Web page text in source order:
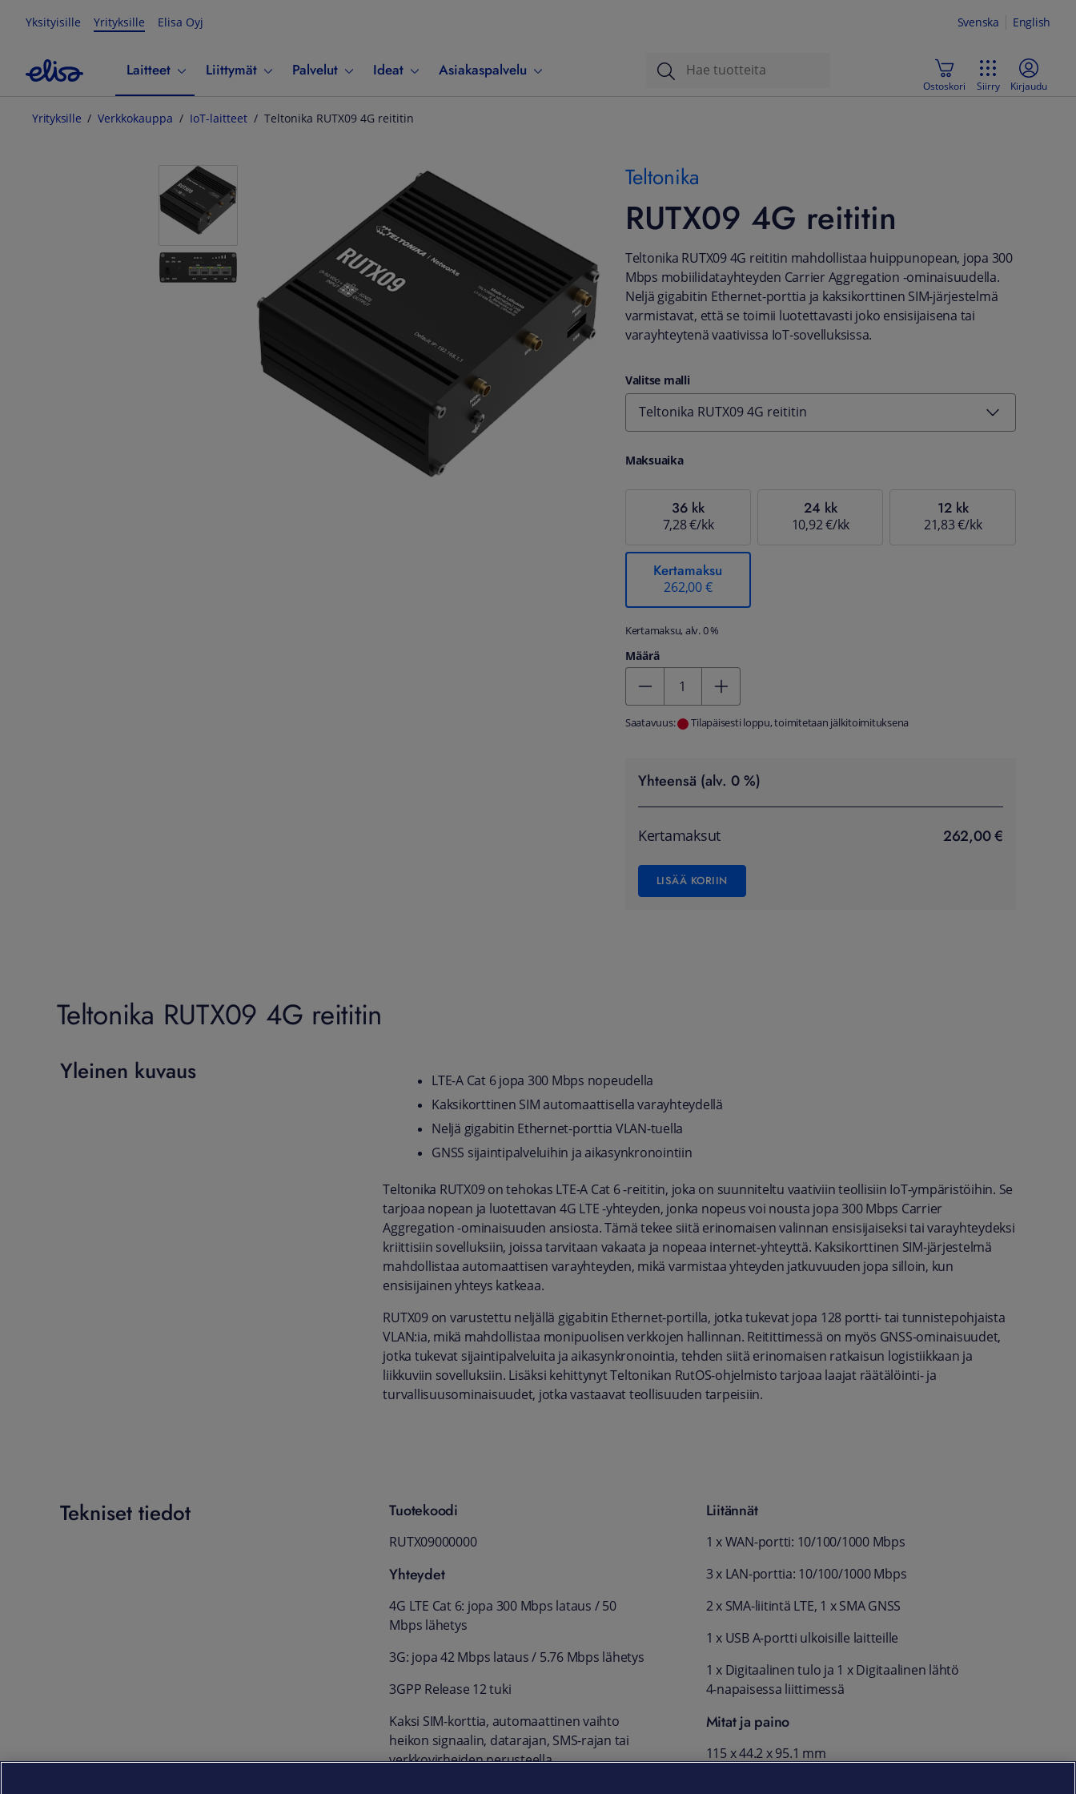
Yksityisille Yrityksille Elisa Oyj Svenska English
Laitteet Liittymät Palvelut Ideat Asiakaspalvelu
Ostoskori Siirry Kirjaudu
Yrityksille Verkkokauppa IoT-laitteet Teltonika RUTX09 4G reititin
Teltonika
RUTX09 4G reititin
Teltonika RUTX09 4G reititin mahdollistaa huippunopean, jopa 300
Mbps mobiilidatayhteyden Carrier Aggregation -ominaisuudella.
Neljä gigabitin Ethernet-porttia ja kaksikorttinen SIM-järjestelmä
varmistavat, että se toimii luotettavasti joko ensisijaisena tai
varayhteytenä vaativissa IoT-sovelluksissa.
Valitse malli
Teltonika RUTX09 4G reititin
Maksuaika
36 kk
7,28 €/kk
24 kk
10,92 €/kk
12 kk
21,83 €/kk
Kertamaksu
262,00 €
Kertamaksu, alv. 0 %
Määrä
Saatavuus: Tilapäisesti loppu, toimitetaan jälkitoimituksena
Yhteensä (alv. 0 %)
Kertamaksut 262,00 €
LISÄÄ KORIIN
Teltonika RUTX09 4G reititin
Yleinen kuvaus
LTE-A Cat 6 jopa 300 Mbps nopeudella
Kaksikorttinen SIM automaattisella varayhteydellä
Neljä gigabitin Ethernet-porttia VLAN-tuella
GNSS sijaintipalveluihin ja aikasynkronointiin
Teltonika RUTX09 on tehokas LTE-A Cat 6 -reititin, joka on suunniteltu vaativiin teollisiin IoT-ympäristöihin. Se
tarjoaa nopean ja luotettavan 4G LTE -yhteyden, jonka nopeus voi nousta jopa 300 Mbps Carrier
Aggregation -ominaisuuden ansiosta. Tämä tekee siitä erinomaisen valinnan ensisijaiseksi tai varayhteydeksi
kriittisiin sovelluksiin, joissa tarvitaan vakaata ja nopeaa internet-yhteyttä. Kaksikorttinen SIM-järjestelmä
mahdollistaa automaattisen varayhteyden, mikä varmistaa yhteyden jatkuvuuden jopa silloin, kun
ensisijainen yhteys katkeaa.
RUTX09 on varustettu neljällä gigabitin Ethernet-portilla, jotka tukevat jopa 128 portti- tai tunnistepohjaista
VLAN:ia, mikä mahdollistaa monipuolisen verkkojen hallinnan. Reitittimessä on myös GNSS-ominaisuudet,
jotka tukevat sijaintipalveluita ja aikasynkronointia, tehden siitä erinomaisen ratkaisun logistiikkaan ja
liikkuviin sovelluksiin. Lisäksi kehittynyt Teltonikan RutOS-ohjelmisto tarjoaa laajat räätälöinti- ja
turvallisuusominaisuudet, jotka vastaavat teollisuuden tarpeisiin.
Tekniset tiedot Tuotekoodi
RUTX09000000
Yhteydet
4G LTE Cat 6: jopa 300 Mbps lataus / 50
Mbps lähetys
3G: jopa 42 Mbps lataus / 5.76 Mbps lähetys
3GPP Release 12 tuki
Kaksi SIM-korttia, automaattinen vaihto
heikon signaalin, datarajan, SMS-rajan tai
verkkovirheiden perusteella
Liitännät
1 x WAN-portti: 10/100/1000 Mbps
3 x LAN-porttia: 10/100/1000 Mbps
2 x SMA-liitintä LTE, 1 x SMA GNSS
1 x USB A-portti ulkoisille laitteille
1 x Digitaalinen tulo ja 1 x Digitaalinen lähtö
4-napaisessa liittimessä
Mitat ja paino
115 x 44.2 x 95.1 mm